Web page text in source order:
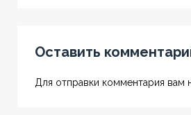
Оставить
Для отправки комментария вам